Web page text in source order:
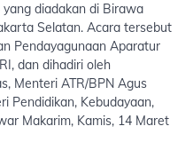
diadakan di Birawa
Selatan. Acara tersebut
Pendayagunaan Aparatur
dan dihadiri oleh
Menteri ATR/BPN Agus
Pendidikan, Kebudayaan,
Makarim, Kamis, 14 Maret